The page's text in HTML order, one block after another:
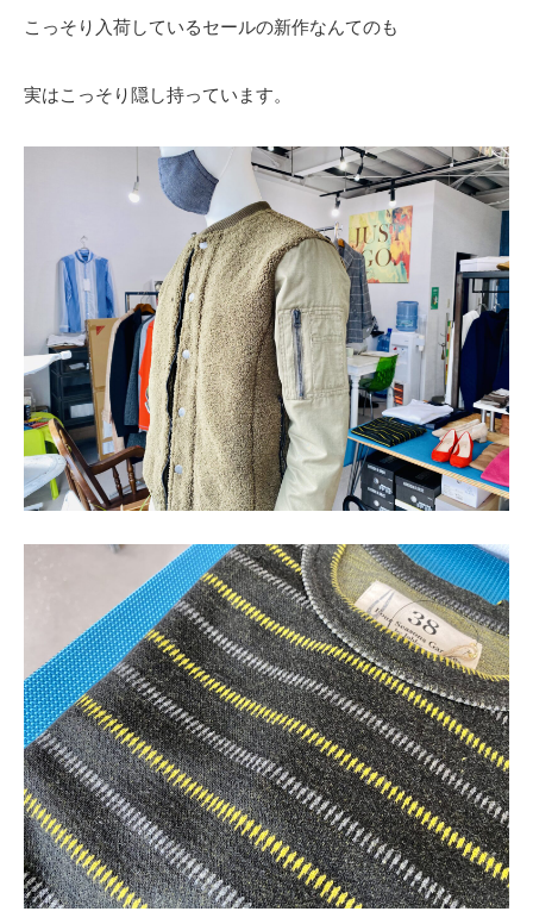
こっそり入荷しているセールの新作なんてのも
実はこっそり隠し持っています。